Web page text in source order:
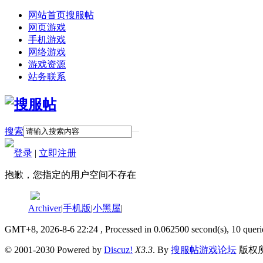
网站首页搜服帖
网页游戏
手机游戏
网络游戏
游戏资源
站务联系
搜索
登录 | 立即注册
抱歉，您指定的用户空间不存在
Archiver|手机版|小黑屋|
GMT+8, 2026-8-6 22:24 , Processed in 0.062500 second(s), 10
© 2001-2030 Powered by Discuz! X3.3. By 搜服帖游戏论坛 版权